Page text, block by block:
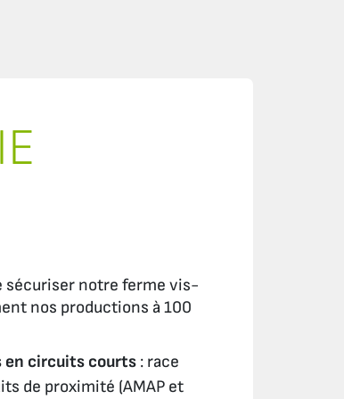
sécuriser notre ferme vis-
nos productions à 100
en circuits courts : race
de proximité (AMAP et